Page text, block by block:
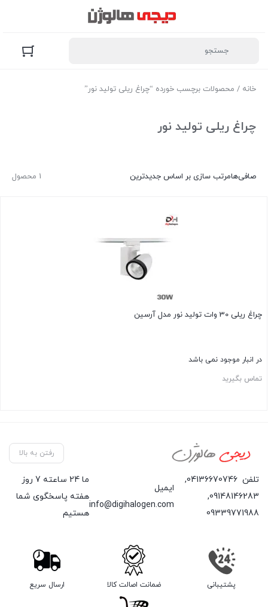
خانه / محصولات برچسب خورده “چراغ ریلی تولید نور”
چراغ ریلی تولید نور
1 محصول صافی‌هامرتب سازی بر اساس جدیدترین
چراغ ریلی 30 وات تولید نور مدل آرسین
در انبار موجود نمی باشد
تماس بگیرید
رفتن به بالا
تلفن 04136670746
,
09148146283
,
09339771988
ایمیل
info@digihalogen.com
ما 24 ساعته 7 روز
هفته پاسخگوی شما
هستیم
پشتیبانی ضمانت اصالت کالا ارسال سریع